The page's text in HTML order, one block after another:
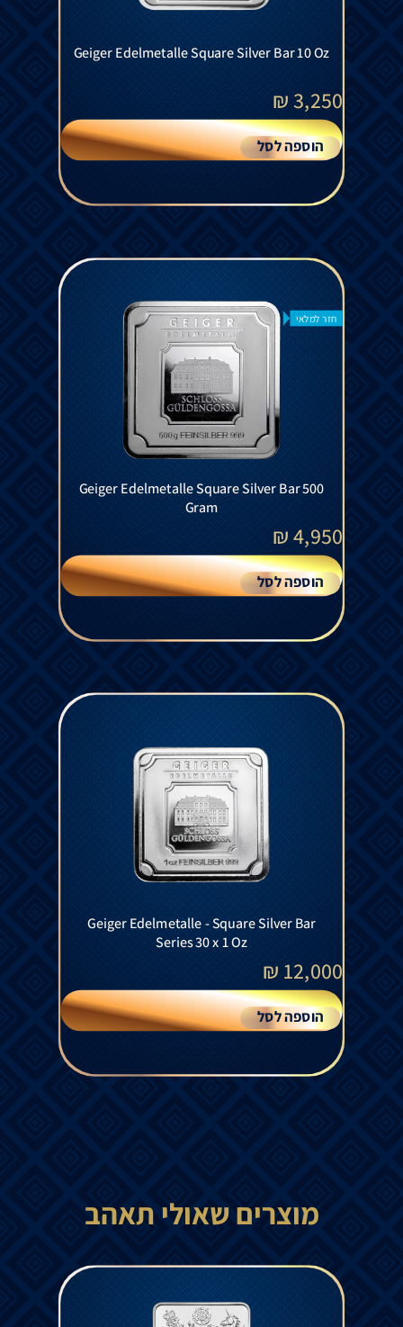
Geiger Edelmetalle Square Silver Bar 10 Oz
3,250
₪
הוספה לסל
חזר למלאי
Geiger Edelmetalle Square Silver Bar 500
Gram
4,950
₪
הוספה לסל
‏Geiger Edelmetalle - Square Silver Bar
Series 30 x 1 Oz
12,000
₪
הוספה לסל
מוצרים שאולי תאהב